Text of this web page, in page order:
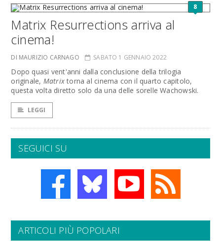
8
Matrix Resurrections arriva al
cinema!
DI MAURIZIO CARNAGO SABATO 1 GENNAIO 2022
Dopo quasi vent'anni dalla conclusione della trilogia
originale, Matrixtorna al cinema con il quarto capitolo,
questa volta diretto solo da una delle sorelle Wachowski.
LEGGI
SEGUICI SU
ARTICOLI PIÙ POPOLARI